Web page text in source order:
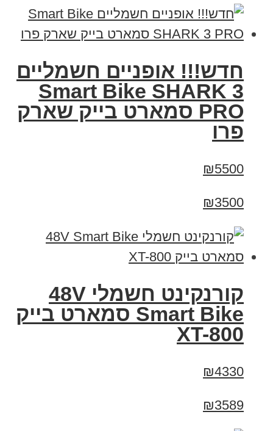
חדש!!! אופניים חשמליים
Smart Bike SHARK 3
PRO סמארט בייק שארק
פרו
₪5500
₪3500
קורנקינט חשמלי 48V
Smart Bike סמארט בייק
XT-800
₪4330
₪3589